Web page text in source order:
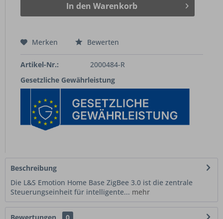
In den Warenkorb
Merken Bewerten
Artikel-Nr.:
2000484-R
Gesetzliche Gewährleistung
Beschreibung
Die L&S Emotion Home Base ZigBee 3.0 ist die zentrale
Steuerungseinheit für intelligente... mehr